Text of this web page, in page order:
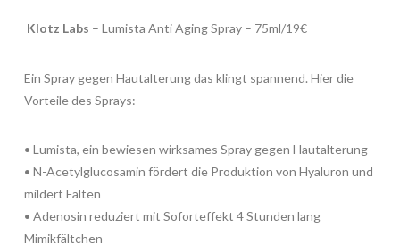
Klotz Labs – Lumista Anti Aging Spray – 75ml/19€
Ein Spray gegen Hautalterung das klingt spannend. Hier die
Vorteile des Sprays:
• Lumista, ein bewiesen wirksames Spray gegen Hautalterung
• N-Acetylglucosamin fördert die Produktion von Hyaluron und
mildert Falten
• Adenosin reduziert mit Soforteffekt 4 Stunden lang
Mimikfältchen